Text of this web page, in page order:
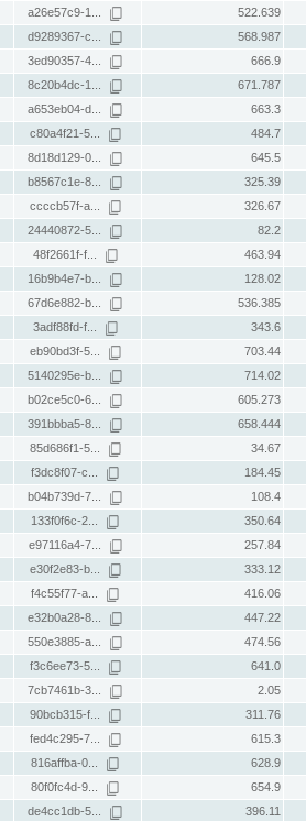
a26e57c9-1... 522.639
d9289367-c... 568.987
3ed90357-4... 666.9
8c20b4dc-1... 671.787
a653eb04-d... 663.3
c80a4f21-5... 484.7
8d18d129-0... 645.5
b8567c1e-8... 325.39
ccccb57f-a... 326.67
24440872-5... 82.2
48f2661f-f... 463.94
16b9b4e7-b... 128.02
67d6e882-b... 536.385
3adf88fd-f... 343.6
eb90bd3f-5... 703.44
5140295e-b... 714.02
b02ce5c0-6... 605.273
391bbba5-8... 658.444
85d686f1-5... 34.67
f3dc8f07-c... 184.45
b04b739d-7... 108.4
133f0f6c-2... 350.64
e97116a4-7... 257.84
e30f2e83-b... 333.12
f4c55f77-a... 416.06
e32b0a28-8... 447.22
550e3885-a... 474.56
f3c6ee73-5... 641.0
7cb7461b-3... 2.05
90bcb315-f... 311.76
fed4c295-7... 615.3
816affba-0... 628.9
80f0fc4d-9... 654.9
de4cc1db-5... 396.11